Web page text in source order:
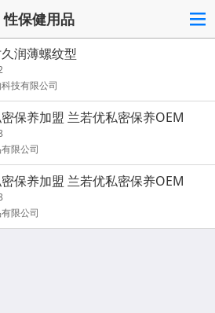
性保健用品
润薄螺纹型
技有限公司
保养加盟 兰若优私密保养OEM
限公司
保养加盟 兰若优私密保养OEM
限公司